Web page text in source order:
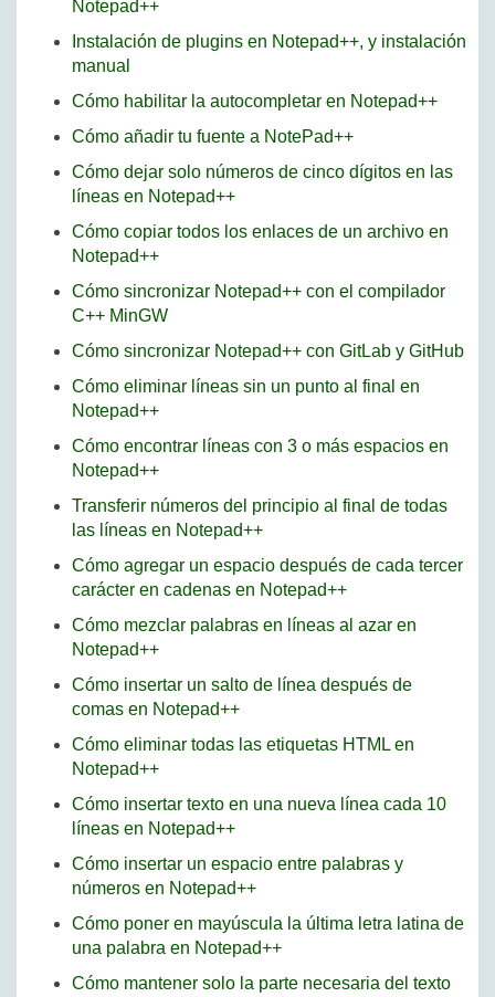
Notepad++
Instalación de plugins en Notepad++, y instalación
manual
Cómo habilitar la autocompletar en Notepad++
Cómo añadir tu fuente a NotePad++
Cómo dejar solo números de cinco dígitos en las
líneas en Notepad++
Cómo copiar todos los enlaces de un archivo en
Notepad++
Cómo sincronizar Notepad++ con el compilador
C++ MinGW
Cómo sincronizar Notepad++ con GitLab y GitHub
Cómo eliminar líneas sin un punto al final en
Notepad++
Cómo encontrar líneas con 3 o más espacios en
Notepad++
Transferir números del principio al final de todas
las líneas en Notepad++
Cómo agregar un espacio después de cada tercer
carácter en cadenas en Notepad++
Cómo mezclar palabras en líneas al azar en
Notepad++
Cómo insertar un salto de línea después de
comas en Notepad++
Cómo eliminar todas las etiquetas HTML en
Notepad++
Cómo insertar texto en una nueva línea cada 10
líneas en Notepad++
Cómo insertar un espacio entre palabras y
números en Notepad++
Cómo poner en mayúscula la última letra latina de
una palabra en Notepad++
Cómo mantener solo la parte necesaria del texto